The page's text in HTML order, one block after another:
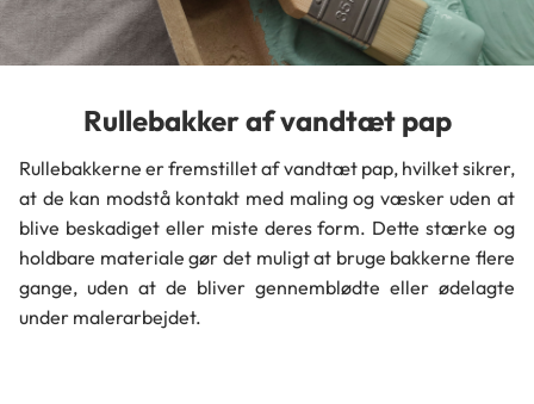
Rullebakker af vandtæt pap
Rullebakkerne er fremstillet af vandtæt pap, hvilket sikrer,
at de kan modstå kontakt med maling og væsker uden at
blive beskadiget eller miste deres form. Dette stærke og
holdbare materiale gør det muligt at bruge bakkerne flere
gange, uden at de bliver gennemblødte eller ødelagte
under malerarbejdet.